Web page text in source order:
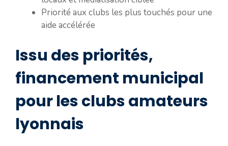
Priorité aux clubs les plus touchés pour une
aide accélérée
Issu des priorités,
financement municipal
pour les clubs amateurs
lyonnais